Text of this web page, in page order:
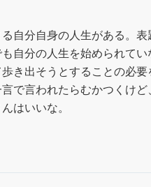
自分自身の人生がある。表
自分の人生を始められてい
き出そうとすることの必要
で言われたらむかつくけど、
はいいな。